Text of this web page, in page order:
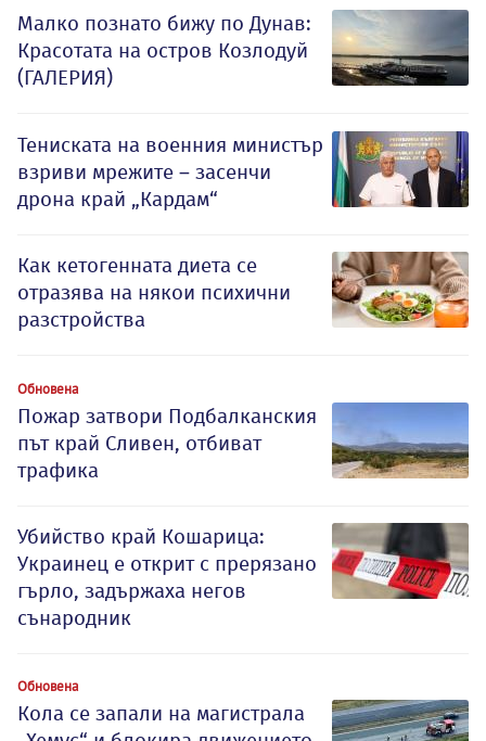
Малко познато бижу по Дунав:
Красотата на остров Козлодуй
(ГАЛЕРИЯ)
Тениската на военния министър
взриви мрежите – засенчи
дрона край „Кардам“
Как кетогенната диета се
отразява на някои психични
разстройства
Обновена
Пожар затвори Подбалканския
път край Сливен, отбиват
трафика
Убийство край Кошарица:
Украинец е открит с прерязано
гърло, задържаха негов
сънародник
Обновена
Кола се запали на магистрала